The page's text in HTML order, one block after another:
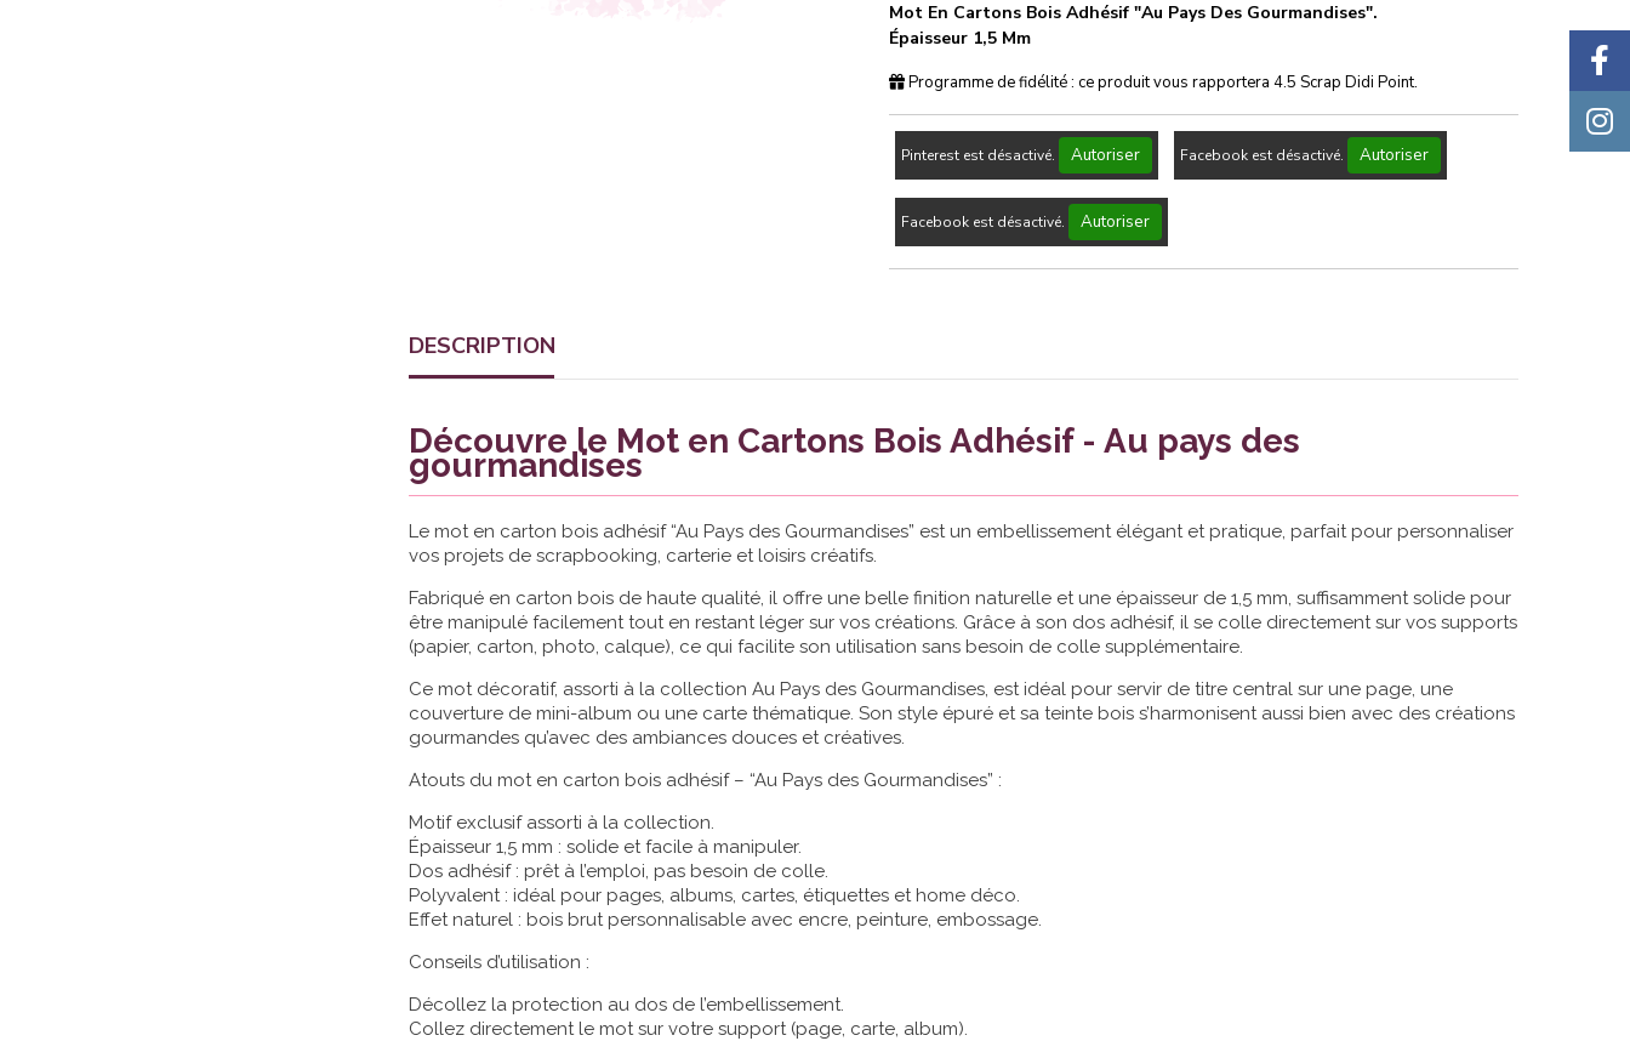
Mot En Cartons Bois Adhésif "Au Pays Des Gourmandises".
Épaisseur 1,5 Mm
Programme de fidélité : ce produit vous rapportera 4.5 Scrap Didi Point.
Pinterest est désactivé. Autoriser Facebook est désactivé. Autoriser
Facebook est désactivé. Autoriser
DESCRIPTION
Découvre le Mot en Cartons Bois Adhésif - Au pays des
gourmandises
Le mot en carton bois adhésif “Au Pays des Gourmandises” est un embellissement élégant et pratique, parfait pour personnaliser
vos projets de scrapbooking, carterie et loisirs créatifs.
Fabriqué en carton bois de haute qualité, il offre une belle finition naturelle et une épaisseur de 1,5 mm, suffisamment solide pour
être manipulé facilement tout en restant léger sur vos créations. Grâce à son dos adhésif, il se colle directement sur vos supports
(papier, carton, photo, calque), ce qui facilite son utilisation sans besoin de colle supplémentaire.
Ce mot décoratif, assorti à la collection Au Pays des Gourmandises, est idéal pour servir de titre central sur une page, une
couverture de mini-album ou une carte thématique. Son style épuré et sa teinte bois s’harmonisent aussi bien avec des créations
gourmandes qu’avec des ambiances douces et créatives.
Atouts du mot en carton bois adhésif – “Au Pays des Gourmandises” :
Motif exclusif assorti à la collection.
Épaisseur 1,5 mm : solide et facile à manipuler.
Dos adhésif : prêt à l’emploi, pas besoin de colle.
Polyvalent : idéal pour pages, albums, cartes, étiquettes et home déco.
Effet naturel : bois brut personnalisable avec encre, peinture, embossage.
Conseils d’utilisation :
Décollez la protection au dos de l’embellissement.
Collez directement le mot sur votre support (page, carte, album).